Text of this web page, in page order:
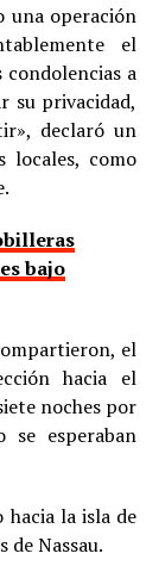
una operación
el
a
su privacidad,
declaró un
locales, como
bajo
el
hacia el
noches por
esperaban
la isla de
de Nassau.